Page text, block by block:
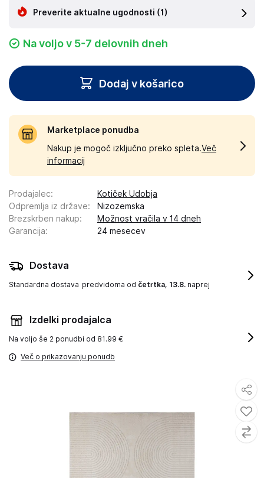
Preverite aktualne ugodnosti (1)
Na voljo v 5-7 delovnih dneh
Dodaj v košarico
Marketplace ponudba
Nakup je mogoč izključno preko spleta.Več
informacij
Prodajalec:
Kotiček Udobja
Odpremlja iz države:
Nizozemska
Brezskrben nakup:
Možnost vračila v 14 dneh
Garancija: 24 mesecev
Dostava
Standardna dostava predvidoma od četrtka, 13.8. naprej
Izdelki prodajalca
Na voljo še 2 ponudbi od 81.99 €
Več o prikazovanju ponudb